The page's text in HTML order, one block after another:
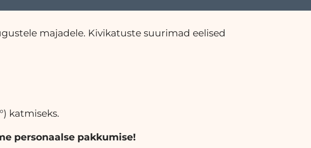
majadele. Kivikatuste suurimad eelised
katmiseks.
personaalse pakkumise!